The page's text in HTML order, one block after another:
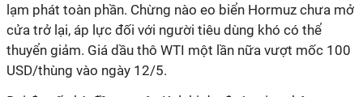
lạm phát toàn phần. Chừng nào eo biển Hormuz chưa mở
cửa trở lại, áp lực đối với người tiêu dùng khó có thể
thuyển giảm. Giá dầu thô WTI một lần nữa vượt mốc 100
USD/thùng vào ngày 12/5.